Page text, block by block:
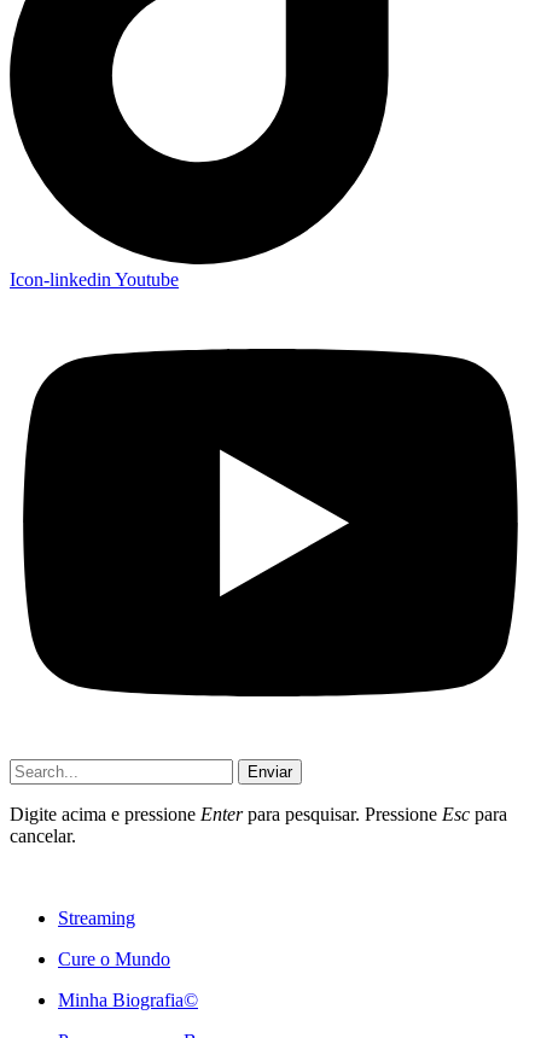
Icon-linkedin Youtube
Enviar
Digite acima e pressione Enterpara pesquisar. Pressione Esc para
cancelar.
Streaming
Cure o Mundo
Minha Biografia©